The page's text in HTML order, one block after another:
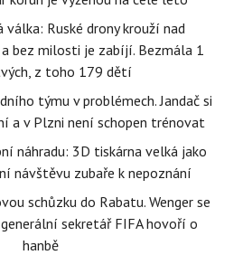
válka: Ruské drony krouží nad
bez milosti je zabíjí. Bezmála 1
z toho 179 dětí
týmu v problémech. Jandač si
a v Plzni není schopen trénovat
náhradu: 3D tiskárna velká jako
návštěvu zubaře k nepoznání
schůzku do Rabatu. Wenger se
sekretář FIFA hovoří o
hanbě